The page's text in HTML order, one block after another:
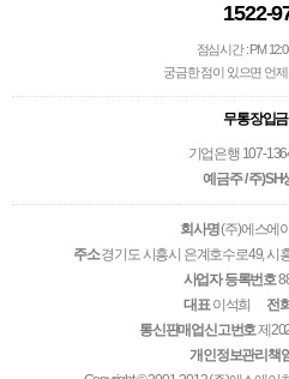
1522-
점심시간 : PM
궁금한 점이 있으면 언
무통장입
기업은행 107-
예금주 / 주)SH
회사명(주)에스에
주소경기도 시흥시 은계호수로49, 시
사업자 등록번호
대표이석희 전
통신판매업신고번호제
개인정보관리책